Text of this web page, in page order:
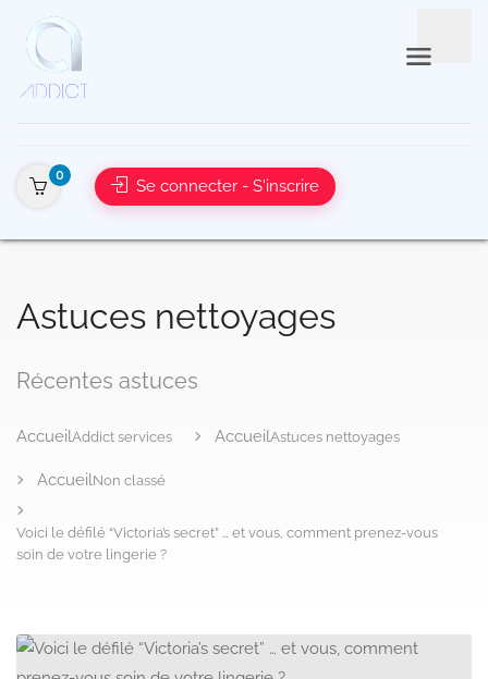
0
Se connecter - S'inscrire
Addict services Astuces nettoyages
Non classé
Voici le défilé “Victoria’s secret” … et vous, comment prenez-vous
soin de votre lingerie ?